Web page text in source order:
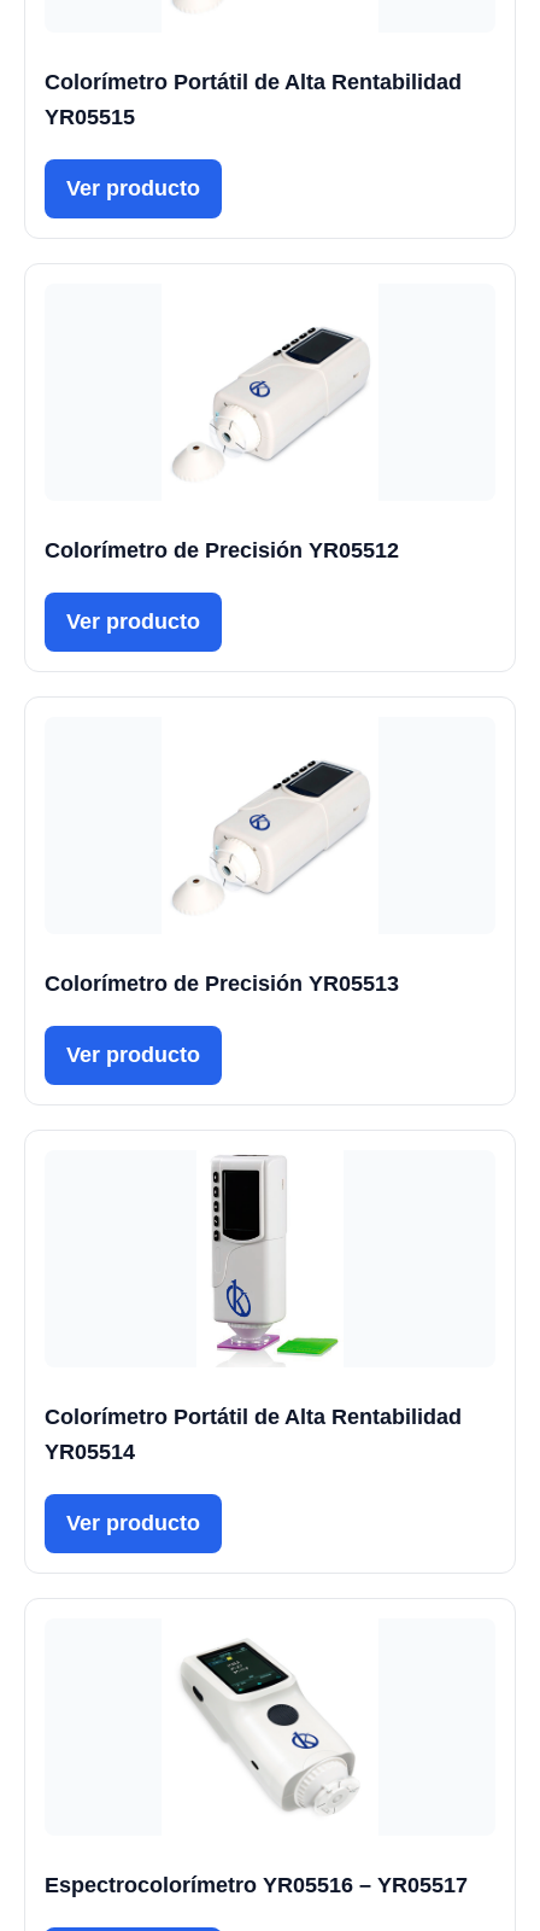
Colorímetro Portátil de Alta Rentabilidad
YR05515
Ver producto
Colorímetro de Precisión YR05512
Ver producto
Colorímetro de Precisión YR05513
Ver producto
Colorímetro Portátil de Alta Rentabilidad
YR05514
Ver producto
Espectrocolorímetro YR05516 – YR05517